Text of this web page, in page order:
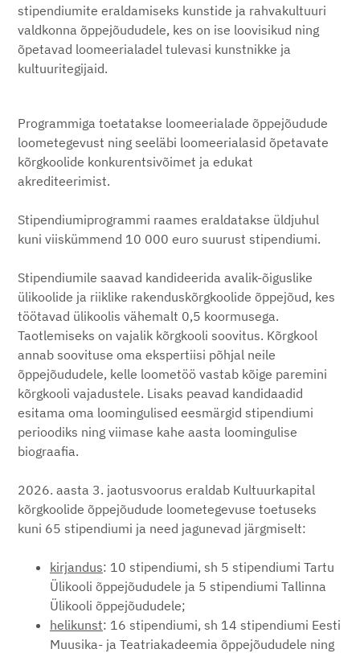
stipendiumite eraldamiseks kunstide ja rahvakultuuri
valdkonna õppejõududele, kes on ise loovisikud ning
õpetavad loomeerialadel tulevasi kunstnikke ja
kultuuritegijaid.
Programmiga toetatakse loomeerialade õppejõudude
loometegevust ning seeläbi loomeerialasid õpetavate
kõrgkoolide konkurentsivõimet ja edukat
akrediteerimist.
Stipendiumiprogrammi raames eraldatakse üldjuhul
kuni viiskümmend 10 000 euro suurust stipendiumi.
Stipendiumile saavad kandideerida avalik-õiguslike
ülikoolide ja riiklike rakenduskõrgkoolide õppejõud, kes
töötavad ülikoolis vähemalt 0,5 koormusega.
Taotlemiseks on vajalik kõrgkooli soovitus. Kõrgkool
annab soovituse oma ekspertiisi põhjal neile
õppejõududele, kelle loometöö vastab kõige paremini
kõrgkooli vajadustele. Lisaks peavad kandidaadid
esitama oma loomingulised eesmärgid stipendiumi
perioodiks ning viimase kahe aasta loomingulise
biograafia.
2026. aasta 3. jaotusvoorus eraldab Kultuurkapital
kõrgkoolide õppejõudude loometegevuse toetuseks
kuni 65 stipendiumi ja need jagunevad järgmiselt:
kirjandus: 10 stipendiumi, sh 5 stipendiumi Tartu
Ülikooli õppejõududele ja 5 stipendiumi Tallinna
Ülikooli õppejõududele;
helikunst: 16 stipendiumi, sh 14 stipendiumi Eesti
Muusika- ja Teatriakadeemia õppejõududele ning